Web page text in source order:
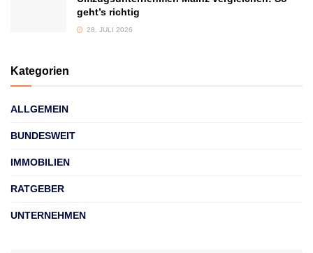
geht’s richtig
28. JULI 2026
Kategorien
ALLGEMEIN
BUNDESWEIT
IMMOBILIEN
RATGEBER
UNTERNEHMEN